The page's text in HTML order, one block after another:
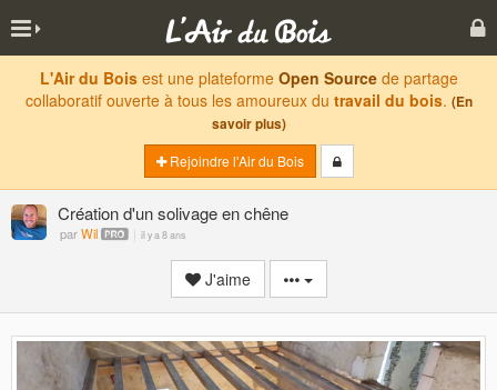
L'Air du Boisest une plateforme Open Sourcede partage
collaboratif ouverte à tous les amoureux du travail du bois. (En
savoir plus)
Rejoindre l'Air du Bois
Création d'un solivage en chêne
parWil il y a 8 ans
J'aime